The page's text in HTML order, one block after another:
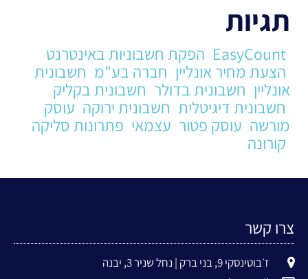
תגיות
EasyCount הפקת חשבוניות באינטרנט
הצעת מחיר אונליין חברה בע"מ חשבונית
אונליין חשבונית בדולר חשבונית בקליק
חשבונית דיגיטלית חשבונית ירוקה עוסק
מורשה עוסק פטור עצמאי פתרונות סליקה
קורונה
צרו קשר
ז׳בוטינסקי 9, בני ברק | נחל שניר 3, יבנה